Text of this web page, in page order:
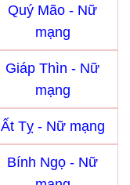
Quý Mão - Nữ
mạng
Giáp Thìn - Nữ
mạng
Ất Tỵ - Nữ mạng
Bính Ngọ - Nữ